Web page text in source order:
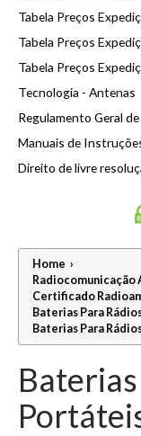
Microfones de Mão e
Montagem Suporte
Redutores/
Suporte para aplicar
Suporte para aplicar
Tabela Preços
Tabela Preços
Tabela Preços
Tecnologia - Antenas
Regulamento Geral
Manuais de
Direito de livre
Home ›
Radiocomunicação
Certificado
Baterias Para
Baterias Para